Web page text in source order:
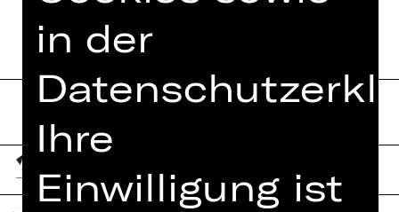
in der
Ihre
Einwilligung ist